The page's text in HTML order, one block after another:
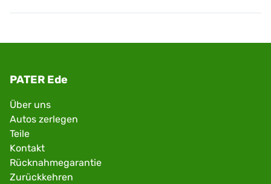
PATER Ede
Über uns
Autos zerlegen
Teile
Kontakt
Rücknahmegarantie
Zurückkehren